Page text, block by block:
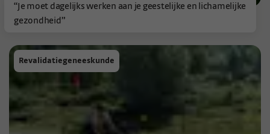
“Je moet dagelijks werken aan je geestelijke en lichamelijke
gezondheid”
Revalidatiegeneeskunde